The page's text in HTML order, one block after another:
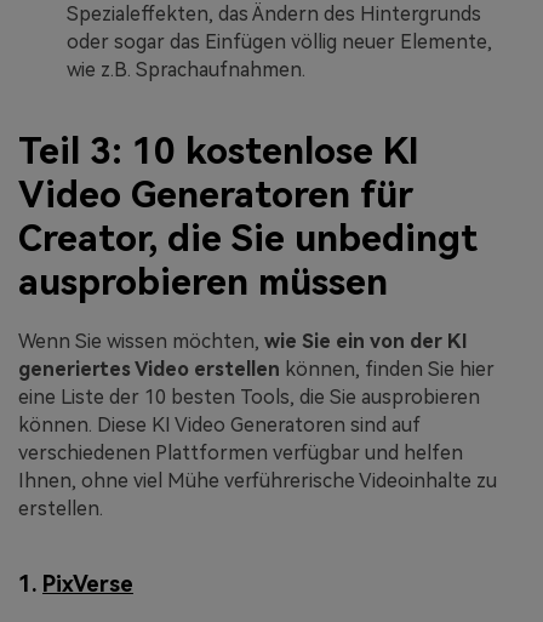
Spezialeffekten, das Ändern des Hintergrunds
oder sogar das Einfügen völlig neuer Elemente,
wie z.B. Sprachaufnahmen.
Teil 3: 10 kostenlose KI
Video Generatoren für
Creator, die Sie unbedingt
ausprobieren müssen
Wenn Sie wissen möchten, wie Sie ein von der KI
generiertes Video erstellen können, finden Sie hier
eine Liste der 10 besten Tools, die Sie ausprobieren
können. Diese KI Video Generatoren sind auf
verschiedenen Plattformen verfügbar und helfen
Ihnen, ohne viel Mühe verführerische Videoinhalte zu
erstellen.
1. PixVerse